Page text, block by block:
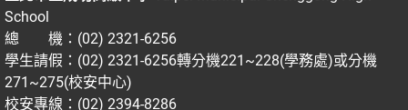
School
總 機：(02) 2321-6256
學生請假：(02) 2321-6256轉分機221~228(學務處)或分機
271~275(校安中心)
校安專線：(02) 2394-8286